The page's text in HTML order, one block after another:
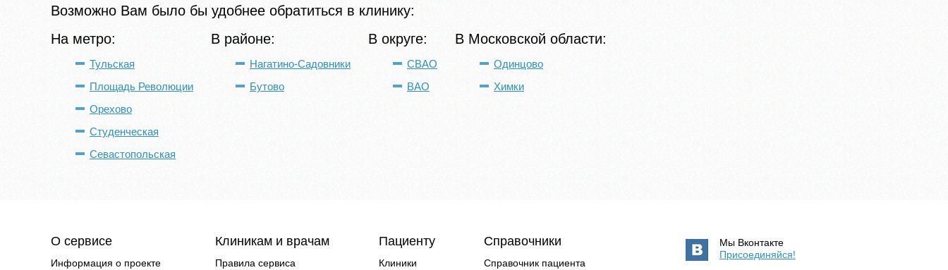
Возможно Вам было бы удобнее обратиться в клинику:
На метро:
Тульская
Площадь Революции
Орехово
Студенческая
Севастопольская
В районе:
Нагатино-Садовники
Бутово
В округе:
СВАО
ВАО
В Московской области:
Одинцово
Химки
О сервисе
Информация о проекте
Клиникам и врачам
Правила сервиса
Пациенту
Клиники
Справочники
Справочник пациента
Мы Вконтакте
Присоединяйся!